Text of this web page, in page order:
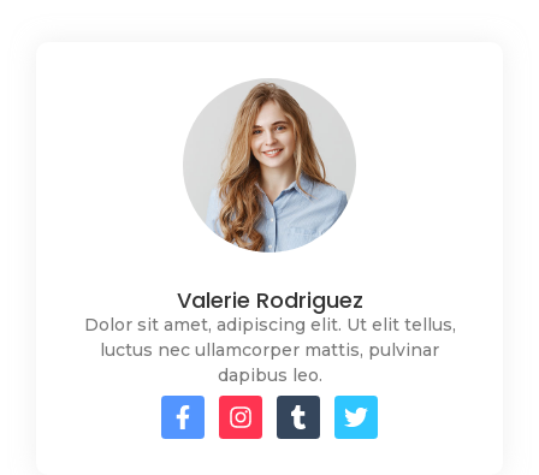
Valerie Rodriguez
Dolor sit amet, adipiscing elit. Ut elit tellus,
luctus nec ullamcorper mattis, pulvinar
dapibus leo.